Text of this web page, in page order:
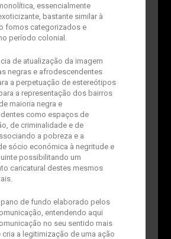
essencialmente
bastante similar à
fomos categorizados e
período colonial.
de atualização da imagem
negras e afrodescendentes
a perpetuação de estereótipos
a representação dos bairros
maioria negra e
como espaços de
de criminalidade e de
a pobreza e a
sócio económica à negritude e
possibilitando um
caricatural destes mesmos
pano de fundo elaborado pelos
entendendo aqui
no seu sentido mais
cria a legitimização de uma ação